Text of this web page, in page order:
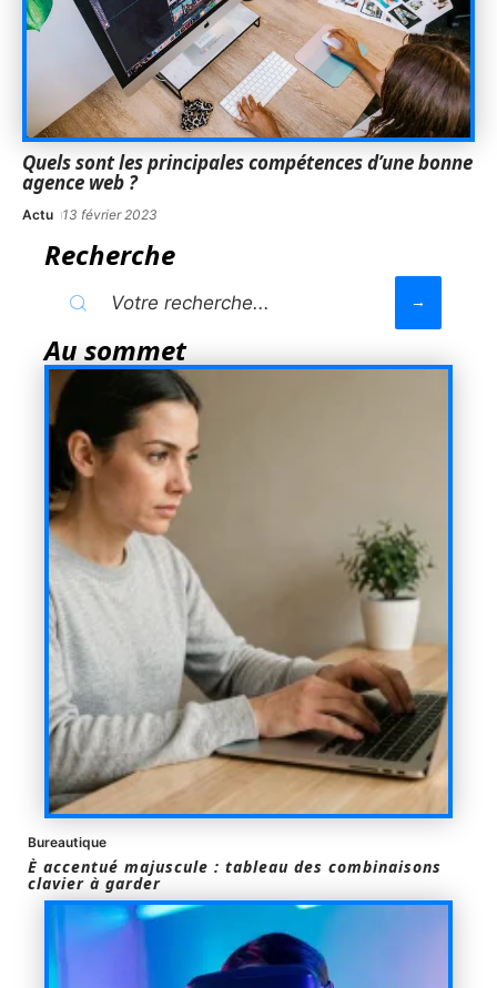
Quels sont les principales compétences d’une bonne
agence web ?
Actu 13 février 2023
Recherche
Au sommet
Bureautique
È accentué majuscule : tableau des combinaisons
clavier à garder